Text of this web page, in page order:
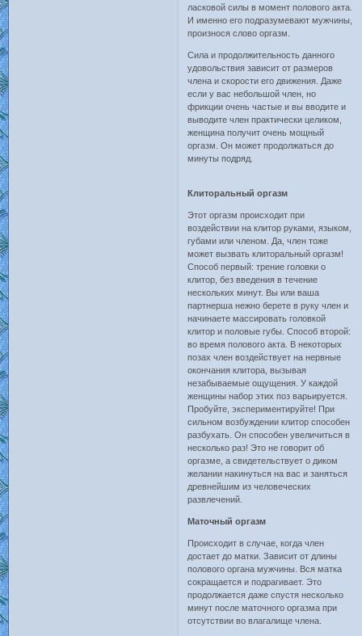
ласковой силы в момент полового акта.
И именно его подразумевают мужчины,
произнося слово оргазм.
Сила и продолжительность данного
удовольствия зависит от размеров
члена и скорости его движения. Даже
если у вас небольшой член, но
фрикции очень частые и вы вводите и
выводите член практически целиком,
женщина получит очень мощный
оргазм. Он может продолжаться до
минуты подряд.
Клиторальный оргазм
Этот оргазм происходит при
воздействии на клитор руками, языком,
губами или членом. Да, член тоже
может вызвать клиторальный оргазм!
Способ первый: трение головки о
клитор, без введения в течение
нескольких минут. Вы или ваша
партнерша нежно берете в руку член и
начинаете массировать головкой
клитор и половые губы. Способ второй:
во время полового акта. В некоторых
позах член воздействует на нервные
окончания клитора, вызывая
незабываемые ощущения. У каждой
женщины набор этих поз варьируется.
Пробуйте, экспериментируйте! При
сильном возбуждении клитор способен
разбухать. Он способен увеличиться в
несколько раз! Это не говорит об
оргазме, а свидетельствует о диком
желании накинуться на вас и заняться
древнейшим из человеческих
развлечений.
Маточный оргазм
Происходит в случае, когда член
достает до матки. Зависит от длины
полового органа мужчины. Вся матка
сокращается и подрагивает. Это
продолжается даже спустя несколько
минут после маточного оргазма при
отсутствии во влагалище члена.